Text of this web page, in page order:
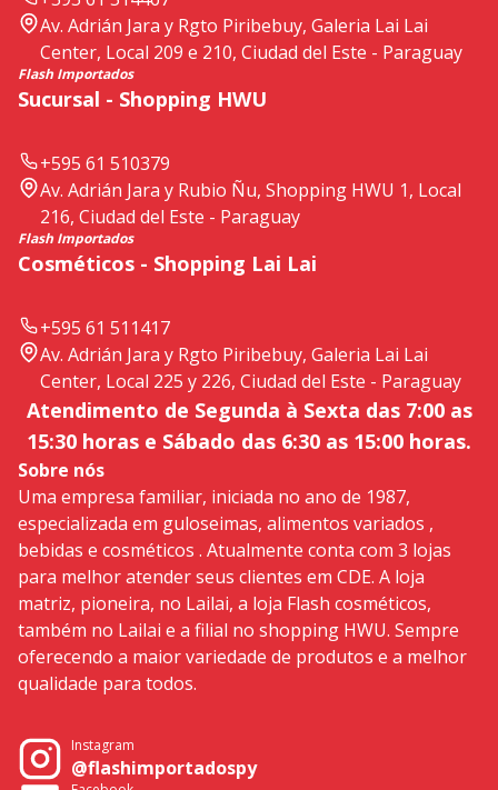
Av. Adrián Jara y Rgto Piribebuy, Galeria Lai Lai
Center, Local 209 e 210, Ciudad del Este - Paraguay
Flash Importados
Sucursal - Shopping HWU
+595 61 510379
Av. Adrián Jara y Rubio Ñu, Shopping HWU 1, Local
216, Ciudad del Este - Paraguay
Flash Importados
Cosméticos - Shopping Lai Lai
+595 61 511417
Av. Adrián Jara y Rgto Piribebuy, Galeria Lai Lai
Center, Local 225 y 226, Ciudad del Este - Paraguay
Atendimento de Segunda à Sexta das 7:00 as
15:30 horas e Sábado das 6:30 as 15:00 horas.
Sobre nós
Uma empresa familiar, iniciada no ano de 1987,
especializada em guloseimas, alimentos variados ,
bebidas e cosméticos . Atualmente conta com 3 lojas
para melhor atender seus clientes em CDE. A loja
matriz, pioneira, no Lailai, a loja Flash cosméticos,
também no Lailai e a filial no shopping HWU. Sempre
oferecendo a maior variedade de produtos e a melhor
qualidade para todos.
Instagram
@flashimportadospy